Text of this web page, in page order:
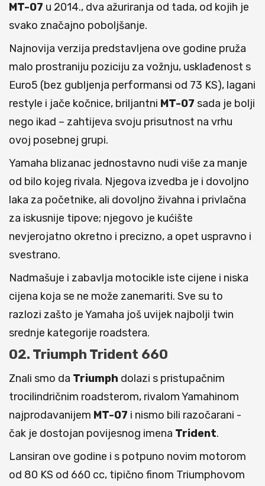
MT-07 u 2014., dva ažuriranja od tada, od kojih je
svako značajno poboljšanje.
Najnovija verzija predstavljena ove godine pruža
malo prostraniju poziciju za vožnju, usklađenost s
Euro5 (bez gubljenja performansi od 73 KS), lagani
restyle i jače kočnice, briljantni MT-07 sada je bolji
nego ikad – zahtijeva svoju prisutnost na vrhu
ovoj posebnej grupi.
Yamaha blizanac jednostavno nudi više za manje
od bilo kojeg rivala. Njegova izvedba je i dovoljno
laka za početnike, ali dovoljno živahna i privlačna
za iskusnije tipove; njegovo je kućište
nevjerojatno okretno i precizno, a opet uspravno i
svestrano.
Nadmašuje i zabavlja motocikle iste cijene i niska
cijena koja se ne može zanemariti. Sve su to
razlozi zašto je Yamaha još uvijek najbolji twin
srednje kategorije roadstera.
02. Triumph Trident 660
Znali smo da Triumph dolazi s pristupačnim
trocilindričnim roadsterom, rivalom Yamahinom
najprodavanijem MT-07 i nismo bili razočarani -
čak je dostojan povijesnog imena Trident.
Lansiran ove godine i s potpuno novim motorom
od 80 KS od 660 cc, tipično finom Triumphovom